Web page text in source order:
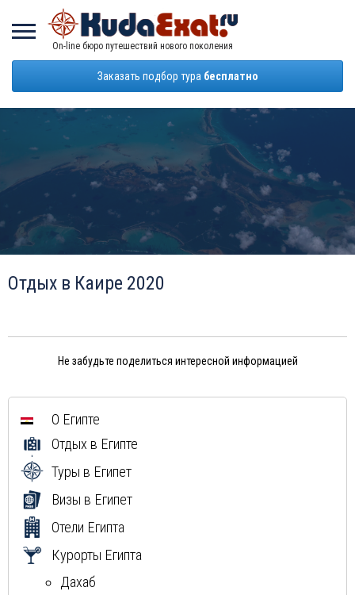
On-line бюро путешествий нового поколения
Заказать подбор тура бесплатно
Отдых в Каире 2020
Не забудьте поделиться интересной информацией
О Египте
Отдых в Египте
Туры в Египет
Визы в Египет
Отели Египта
Курорты Египта
Дахаб